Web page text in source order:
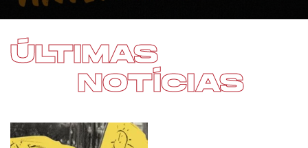
ÚLTIMAS
NOTÍCIAS